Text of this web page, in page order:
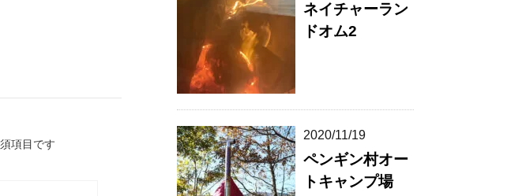
項目です
ネイチャーラン
ドオム2
2020/11/19
ペンギン村オー
トキャンプ場